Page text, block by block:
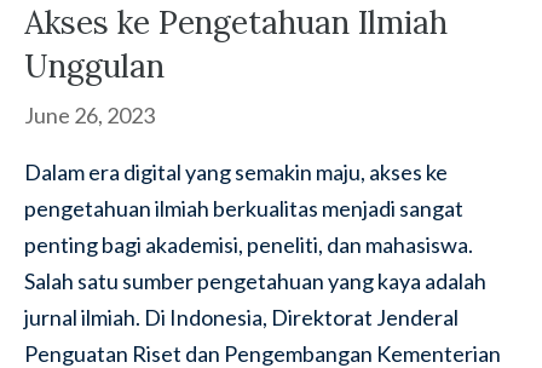
Akses ke Pengetahuan Ilmiah
Unggulan
June 26, 2023
Dalam era digital yang semakin maju, akses ke
pengetahuan ilmiah berkualitas menjadi sangat
penting bagi akademisi, peneliti, dan mahasiswa.
Salah satu sumber pengetahuan yang kaya adalah
jurnal ilmiah. Di Indonesia, Direktorat Jenderal
Penguatan Riset dan Pengembangan Kementerian